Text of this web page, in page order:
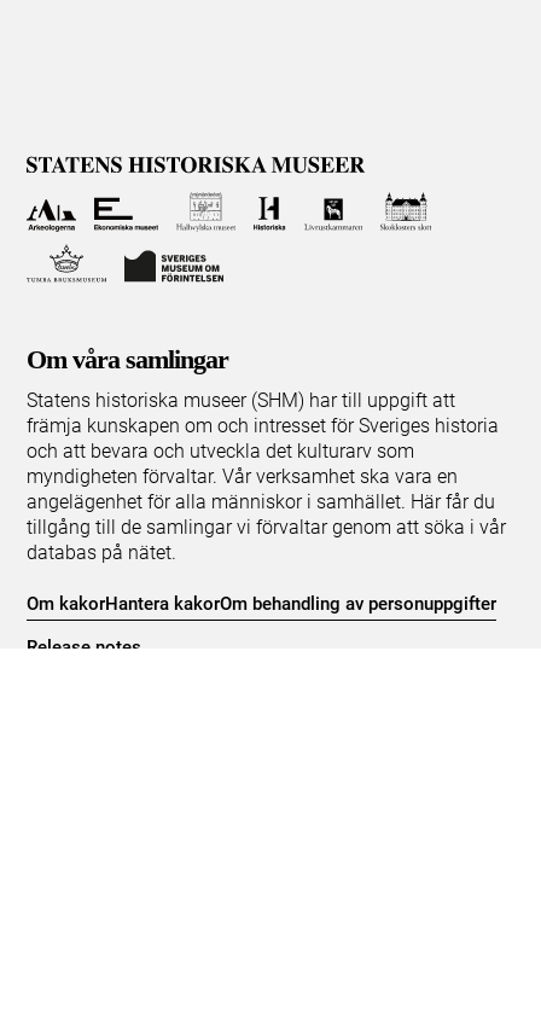
Om våra samlingar
Statens historiska museer (SHM) har till uppgift att
främja kunskapen om och intresset för Sveriges historia
och att bevara och utveckla det kulturarv som
myndigheten förvaltar. Vår verksamhet ska vara en
angelägenhet för alla människor i samhället. Här får du
tillgång till de samlingar vi förvaltar genom att söka i vår
databas på nätet.
Om kakorHantera kakorOm behandling av personuppgifter
Release notes